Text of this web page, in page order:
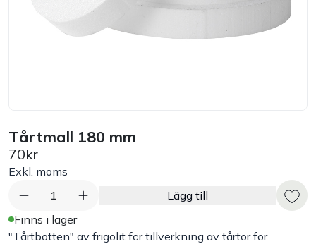
Exponering & servering
Städutrustning
Arbetskläder
Tårtmall 180 mm
70kr
Exkl. moms
1
Lägg till
Finns i lager
"Tårtbotten" av frigolit för tillverkning av tårtor för